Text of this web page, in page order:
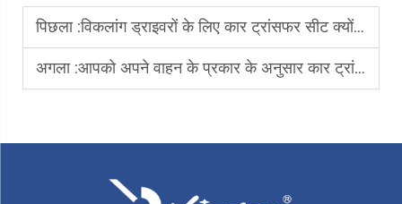
पिछला :विकलांग ड्राइवरों के लिए कार ट्रांसफर सीट क्यों आदर्श विकल्प है
अगला :आपको अपने वाहन के प्रकार के अनुसार कार ट्रांसफर सीट को क्यों मैच करना चाहिए